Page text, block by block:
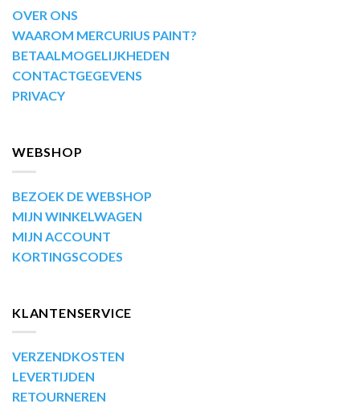
OVER ONS
WAAROM MERCURIUS PAINT?
BETAALMOGELIJKHEDEN
CONTACTGEGEVENS
PRIVACY
WEBSHOP
BEZOEK DE WEBSHOP
MIJN WINKELWAGEN
MIJN ACCOUNT
KORTINGSCODES
KLANTENSERVICE
VERZENDKOSTEN
LEVERTIJDEN
RETOURNEREN